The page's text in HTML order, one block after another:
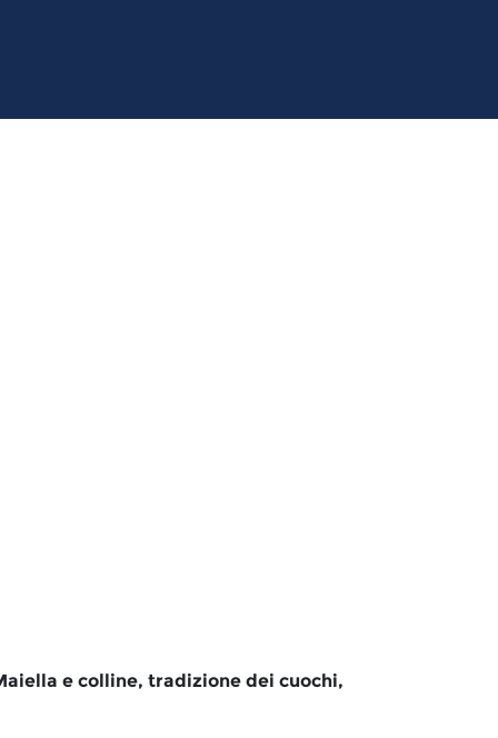
e colline, tradizione dei cuochi,